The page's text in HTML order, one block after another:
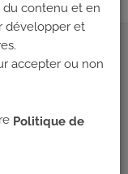
du contenu et en
développer et
accepter ou non
Politique de